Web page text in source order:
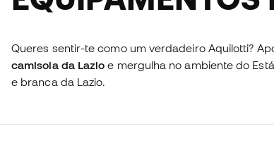
Queres sentir-te como um verdadeiro Aquilotti?
camisola da Lazio e mergulha no ambiente do
e branca da Lazio.